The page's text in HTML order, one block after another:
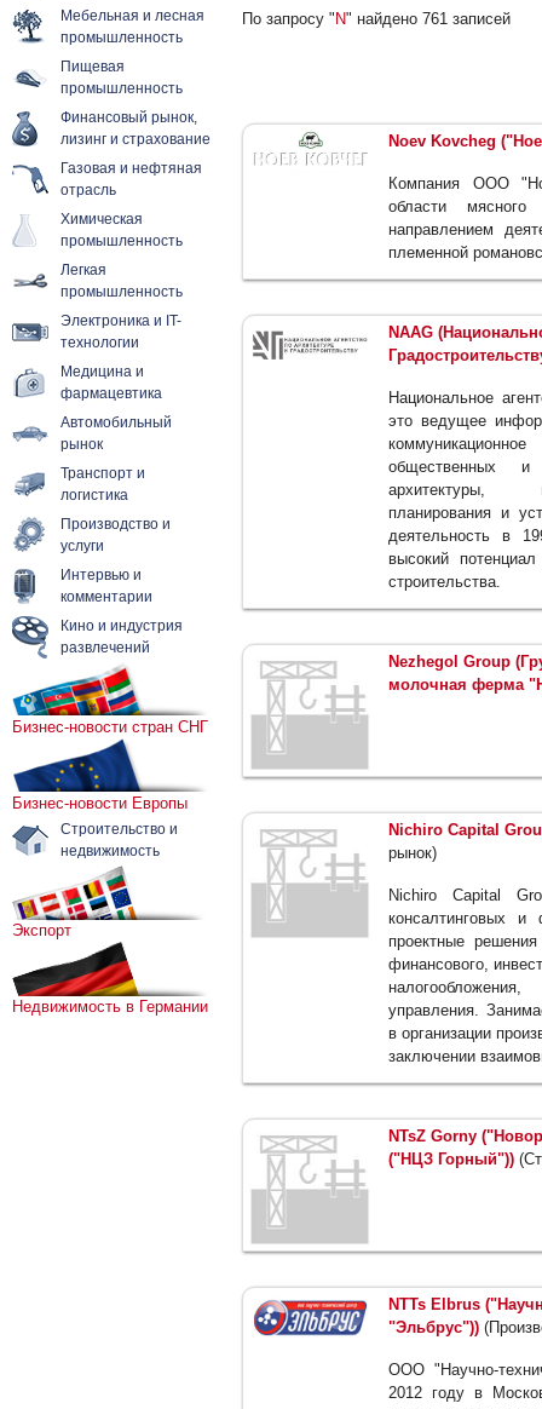
Мебельная и лесная
промышленность
Пищевая
промышленность
Финансовый рынок,
лизинг и страхование
Газовая и нефтяная
отрасль
Химическая
промышленность
Легкая
промышленность
Электроника и IT-
технологии
Медицина и
фармацевтика
Автомобильный
рынок
Транспорт и
логистика
Производство и
услуги
Интервью и
комментарии
Кино и индустрия
развлечений
Бизнес-новости стран СНГ
Бизнес-новости Европы
Строительство и
недвижимость
Экспорт
Недвижимость в Германии
По запросу " N" найдено 761 записей
Noev Kovcheg
Компания ООО
области
направлением
племенной
NAAG
Национальное
это ведущее
общественных
архитектуры,
планирования и
деятельность в
высокий
строительства.
Nezhegol Group
молочная ферма
Nichiro Capital
рынок)
Nichiro Capital
консалтинговых и
проектные решения
финансового,
налогообложения,
управления.
в организации
заключении
NTsZ Gorny
("НЦЗ Горный"))
NTTs Elbrus
"Эльбрус"))
ООО "Научно-
2012 году в